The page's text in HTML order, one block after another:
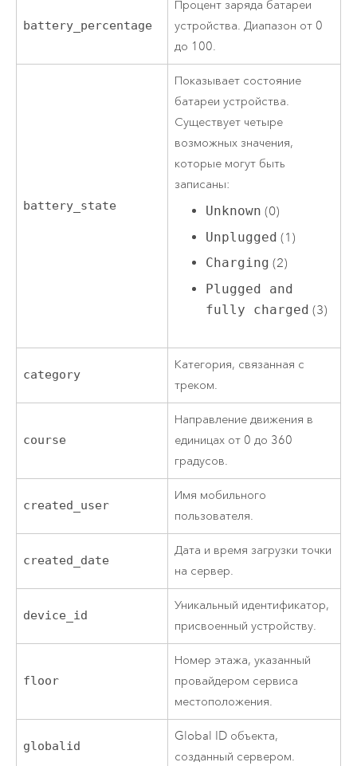
battery_percentage
Процент заряда батареи
устройства. Диапазон от 0
до 100.
battery_state
Показывает состояние
батареи устройства.
Существует четыре
возможных значения,
которые могут быть
записаны:
Unknown (0)
Unplugged (1)
Charging (2)
Plugged and
fully charged (3)
category
Категория, связанная с
треком.
course
Направление движения в
единицах от 0 до 360
градусов.
created_user
Имя мобильного
пользователя.
created_date
Дата и время загрузки точки
на сервер.
device_id
Уникальный идентификатор,
присвоенный устройству.
floor
Номер этажа, указанный
провайдером сервиса
местоположения.
globalid
Global ID объекта,
созданный сервером.